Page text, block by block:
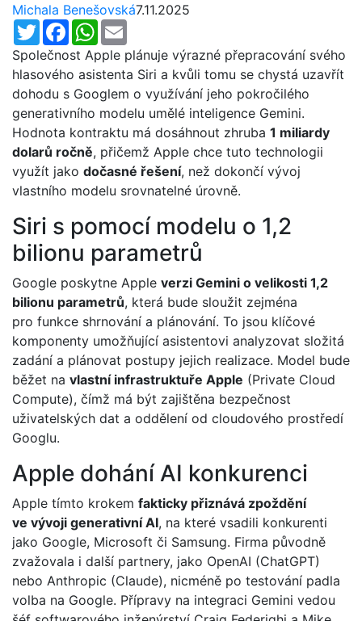
Michala Benešovská7.11.2025
TwitterFacebookWhatsApp
Společnost Apple plánuje výrazné přepracování svého
hlasového asistenta Siri a kvůli tomu se chystá uzavřít
dohodu s Googlem o využívání jeho pokročilého
generativního modelu umělé inteligence Gemini.
Hodnota kontraktu má dosáhnout zhruba 1 miliardy
dolarů ročně, přičemž Apple chce tuto technologii
využít jako dočasné řešení, než dokončí vývoj
vlastního modelu srovnatelné úrovně.
Siri s pomocí modelu o 1,2
bilionu parametrů
Google poskytne Apple verzi Gemini o velikosti 1,2
bilionu parametrů, která bude sloužit zejména
pro funkce shrnování a plánování. To jsou klíčové
komponenty umožňující asistentovi analyzovat složitá
zadání a plánovat postupy jejich realizace. Model bude
běžet na vlastní infrastruktuře Apple (Private Cloud
Compute), čímž má být zajištěna bezpečnost
uživatelských dat a oddělení od cloudového prostředí
Googlu.
Apple dohání AI konkurenci
Apple tímto krokem fakticky přiznává zpoždění
ve vývoji generativní AI, na které vsadili konkurenti
jako Google, Microsoft či Samsung. Firma původně
zvažovala i další partnery, jako OpenAI (ChatGPT)
nebo Anthropic (Claude), nicméně po testování padla
volba na Google. Přípravy na integraci Gemini vedou